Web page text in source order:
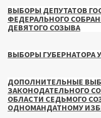
ВЫБОРЫ ДЕПУТАТОВ
ФЕДЕРАЛЬНОГО
ДЕВЯТОГО СОЗЫВА
ВЫБОРЫ ГУБЕРНАТОРА
ДОПОЛНИТЕЛЬНЫЕ
ЗАКОНОДАТЕЛЬНОГО
ОБЛАСТИ СЕДЬМОГО
ОДНОМАНДАТНОМУ